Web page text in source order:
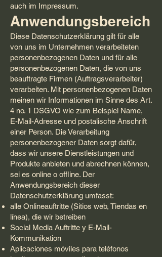
auch im Impressum.
Anwendungsbereich
Diese Datenschutzerklärung gilt für alle
von uns im Unternehmen verarbeiteten
personenbezogenen Daten und für alle
personenbezogenen Daten, die von uns
beauftragte Firmen (Auftragsverarbeiter)
verarbeiten. Mit personenbezogenen Daten
meinen wir Informationen im Sinne des Art.
4 no. 1 DSGVO wie zum Beispiel Name,
E-Mail-Adresse und postalische Anschrift
einer Person. Die Verarbeitung
personenbezogener Daten sorgt dafür,
dass wir unsere Dienstleistungen und
Produkte anbieten und abrechnen können,
sei es online o offline. Der
Anwendungsbereich dieser
Datenschutzerklärung umfasst:
alle Onlineauftritte (Sitios web, Tiendas en
línea), die wir betreiben
Social Media Auftritte y E-Mail-
Kommunikation
Aplicaciones móviles para teléfonos